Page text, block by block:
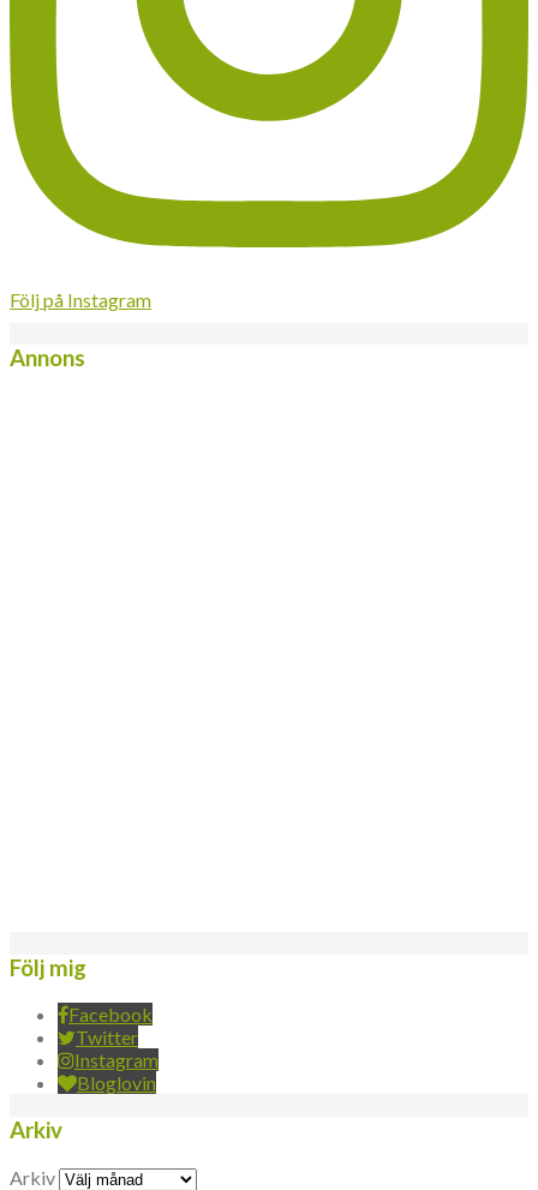
Följ på Instagram
Annons
Följ mig
Facebook
Twitter
Instagram
Bloglovin
Arkiv
Arkiv